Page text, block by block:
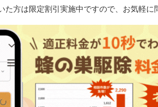
方は限定割引実施中ですので、お気軽に